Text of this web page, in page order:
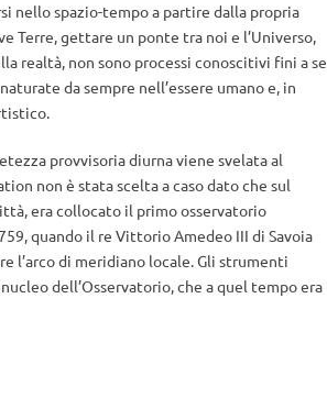
nello spazio-tempo a partire dalla propria
Terre, gettare un ponte tra noi e l’Universo,
realtà, non sono processi conoscitivi fini a se
da sempre nell’essere umano e, in
provvisoria diurna viene svelata al
non è stata scelta a caso dato che sul
era collocato il primo osservatorio
quando il re Vittorio Amedeo III di Savoia
l’arco di meridiano locale. Gli strumenti
dell’Osservatorio, che a quel tempo era